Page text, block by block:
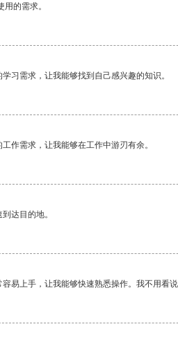
的需求。
习需求，让我能够找到自己感兴趣的知识。
作需求，让我能够在工作中游刃有余。
达目的地。
易上手，让我能够快速熟悉操作。我不用看